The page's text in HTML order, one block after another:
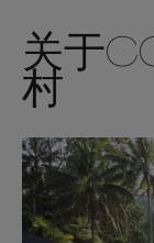
关于
村